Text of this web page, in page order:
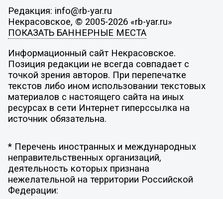
Редакция: info@rb-yar.ru
Некрасовское, © 2005-2026 «rb-yar.ru»
ПОКАЗАТЬ БАННЕРНЫЕ МЕСТА
Информационный сайт Некрасовское.
Позиция редакции не всегда совпадает с
точкой зрения авторов. При перепечатке
текстов либо ином использовании текстовых
материалов с настоящего сайта на иных
ресурсах в сети Интернет гиперссылка на
источник обязательна.
* Перечень иностранных и международных
неправительственных организаций,
деятельность которых признана
нежелательной на территории Российской
Федерации: